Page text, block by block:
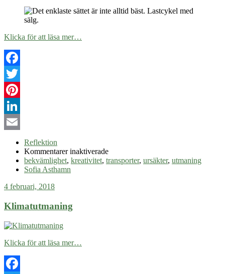
Klicka för att läsa mer…
Facebook
Twitter
Pinterest
LinkedIn
Reflektion
Kommentarer inaktiveradeför
Det
bekvämlighet, kreativitet, transporter, ursäkter, utmaning
Sofia Asthamn
4 februari, 2018
Klimatutmaning
Klicka för att läsa mer…